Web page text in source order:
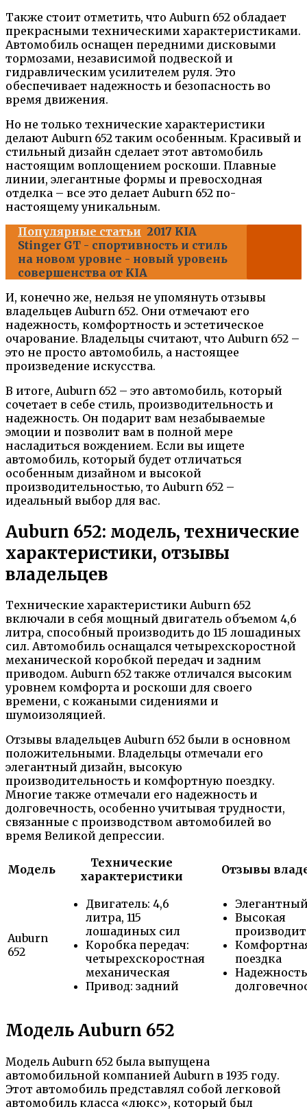
Также стоит отметить, что Auburn 652 обладает
прекрасными техническими характеристиками.
Автомобиль оснащен передними дисковыми
тормозами, независимой подвеской и
гидравлическим усилителем руля. Это
обеспечивает надежность и безопасность во
время движения.
Но не только технические характеристики
делают Auburn 652 таким особенным. Красивый и
стильный дизайн сделает этот автомобиль
настоящим воплощением роскоши. Плавные
линии, элегантные формы и превосходная
отделка – все это делает Auburn 652 по-
настоящему уникальным.
Популярные статьи 2017 KIA
Stinger GT - спортивность и стиль
на новом уровне - новый уровень
совершенства от KIA
И, конечно же, нельзя не упомянуть отзывы
владельцев Auburn 652. Они отмечают его
надежность, комфортность и эстетическое
очарование. Владельцы считают, что Auburn 652 –
это не просто автомобиль, а настоящее
произведение искусства.
В итоге, Auburn 652 – это автомобиль, который
сочетает в себе стиль, производительность и
надежность. Он подарит вам незабываемые
эмоции и позволит вам в полной мере
насладиться вождением. Если вы ищете
автомобиль, который будет отличаться
особенным дизайном и высокой
производительностью, то Auburn 652 –
идеальный выбор для вас.
Auburn 652: модель, технические
характеристики, отзывы
владельцев
Технические характеристики Auburn 652
включали в себя мощный двигатель объемом 4,6
литра, способный производить до 115 лошадиных
сил. Автомобиль оснащался четырехскоростной
механической коробкой передач и задним
приводом. Auburn 652 также отличался высоким
уровнем комфорта и роскоши для своего
времени, с кожаными сидениями и
шумоизоляцией.
Отзывы владельцев Auburn 652 были в основном
положительными. Владельцы отмечали его
элегантный дизайн, высокую
производительность и комфортную поездку.
Многие также отмечали его надежность и
долговечность, особенно учитывая трудности,
связанные с производством автомобилей во
время Великой депрессии.
Модель
Технические
характеристики
Отзывы
Auburn
652
Двигатель: 4,6
литра, 115
лошадиных сил
Коробка передач:
четырехскоростная
механическая
Привод: задний
Высокая
поездка
Модель Auburn 652
Модель Auburn 652 была выпущена
автомобильной компанией Auburn в 1935 году.
Этот автомобиль представлял собой легковой
автомобиль класса «люкс», который был